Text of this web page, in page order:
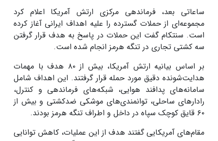
ساعاتی بعد، فرماندهی مرکزی ارتش آمریکا اعلام کرد
مجموعه‌ای از حملات گسترده را علیه اهداف ایرانی آغاز کرده
است. سنتکام گفت این حملات در پاسخ به هدف قرار گرفتن
سه کشتی تجاری در تنگه هرمز انجام شده است.
بر اساس بیانیه ارتش آمریکا، بیش از ۸۰ هدف با مهمات
هدایت‌شونده دقیق مورد حمله قرار گرفتند. این اهداف شامل
سامانه‌های پدافند هوایی، شبکه‌های فرماندهی و کنترل،
رادارهای ساحلی، توانمندی‌های موشکی ضدکشتی و بیش از
۶۰ قایق کوچک سپاه در داخل و اطراف تنگه هرمز بودند.
مقام‌های آمریکایی گفتند هدف از این عملیات، کاهش توانایی